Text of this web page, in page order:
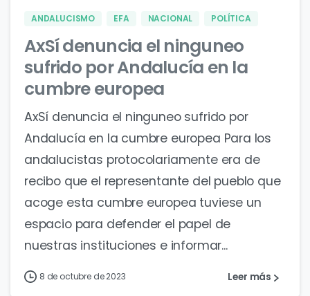
ANDALUCISMO EFA NACIONAL POLÍTICA
AxSí denuncia el ninguneo
sufrido por Andalucía en la
cumbre europea
AxSí denuncia el ninguneo sufrido por
Andalucía en la cumbre europea Para los
andalucistas protocolariamente era de
recibo que el representante del pueblo que
acoge esta cumbre europea tuviese un
espacio para defender el papel de
nuestras instituciones e informar...
8 de octubre de 2023 Leer más